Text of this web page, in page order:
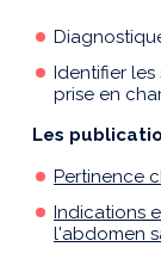
Identifier
prise en
Les
Pertinence
Indications
l'abdomen